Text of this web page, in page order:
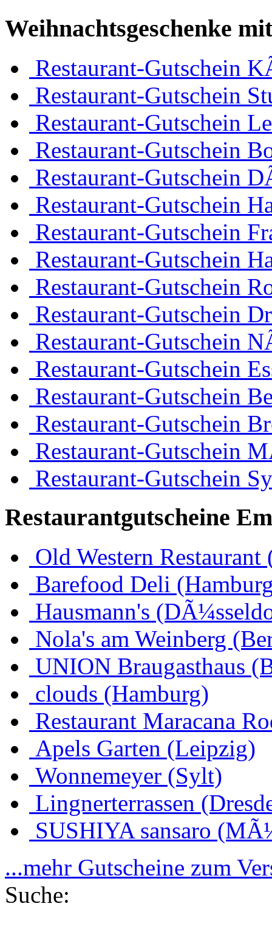
Weihnachtsgeschenke
Restaurant-Gutschein
Restaurant-Gutschein
Restaurant-Gutschein
Restaurant-Gutschein
Restaurant-Gutschein
Restaurant-Gutschein
Restaurant-Gutschein
Restaurant-Gutschein
Restaurant-Gutschein
Restaurant-Gutschein
Restaurant-Gutschein
Restaurant-Gutschein
Restaurant-Gutschein
Restaurant-Gutschein
Restaurant-Gutschein
Restaurant-Gutschein
Restaurantgutscheine
Old Western Restaurant
Barefood Deli
Hausmann's
Nola's am Weinberg
UNION Braugasthaus
clouds (Hamburg)
Restaurant Maracana
Apels Garten (Leipzig)
Wonnemeyer (Sylt)
Lingnerterrassen
SUSHIYA sansaro
...mehr Gutscheine zum
Suche: